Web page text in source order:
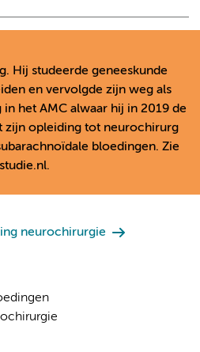
Hij studeerde geneeskunde
en vervolgde zijn weg als
het AMC alwaar hij in 2019 de
zijn opleiding tot neurochirurg
bloedingen. Zie
neurochirurgie